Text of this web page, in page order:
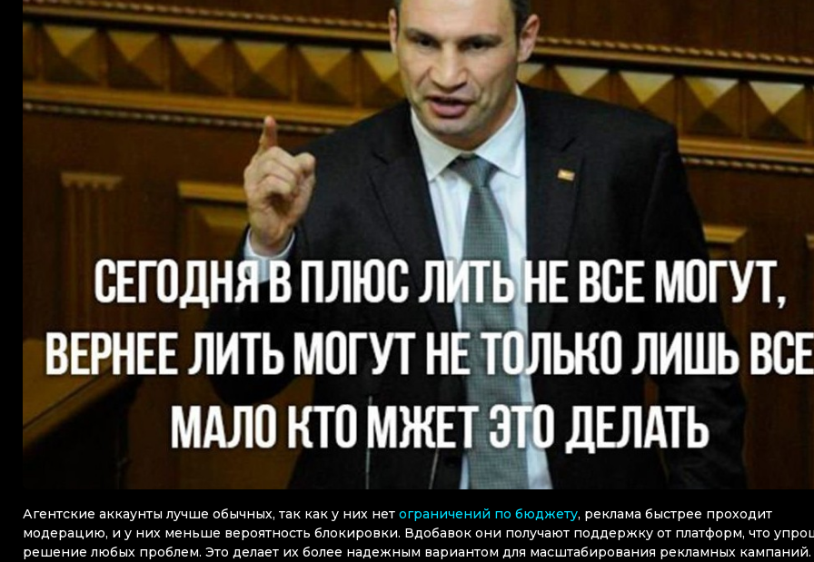
Агентские аккаунты лучше обычных, так как у них нет ограничений по бюджету, реклама быстрее проходит
модерацию, и у них меньше вероятность блокировки. Вдобавок они получают поддержку от платформ, что
решение любых проблем. Это делает их более надежным вариантом для масштабирования рекламных